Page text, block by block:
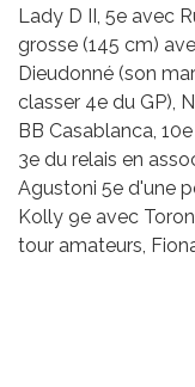
Lady D II, 5e avec
grosse (145 cm)
Dieudonné (son
classer 4e du GP),
BB Casablanca,
3e du relais en
Agustoni 5e d'une
Kolly 9e avec
tour amateurs,